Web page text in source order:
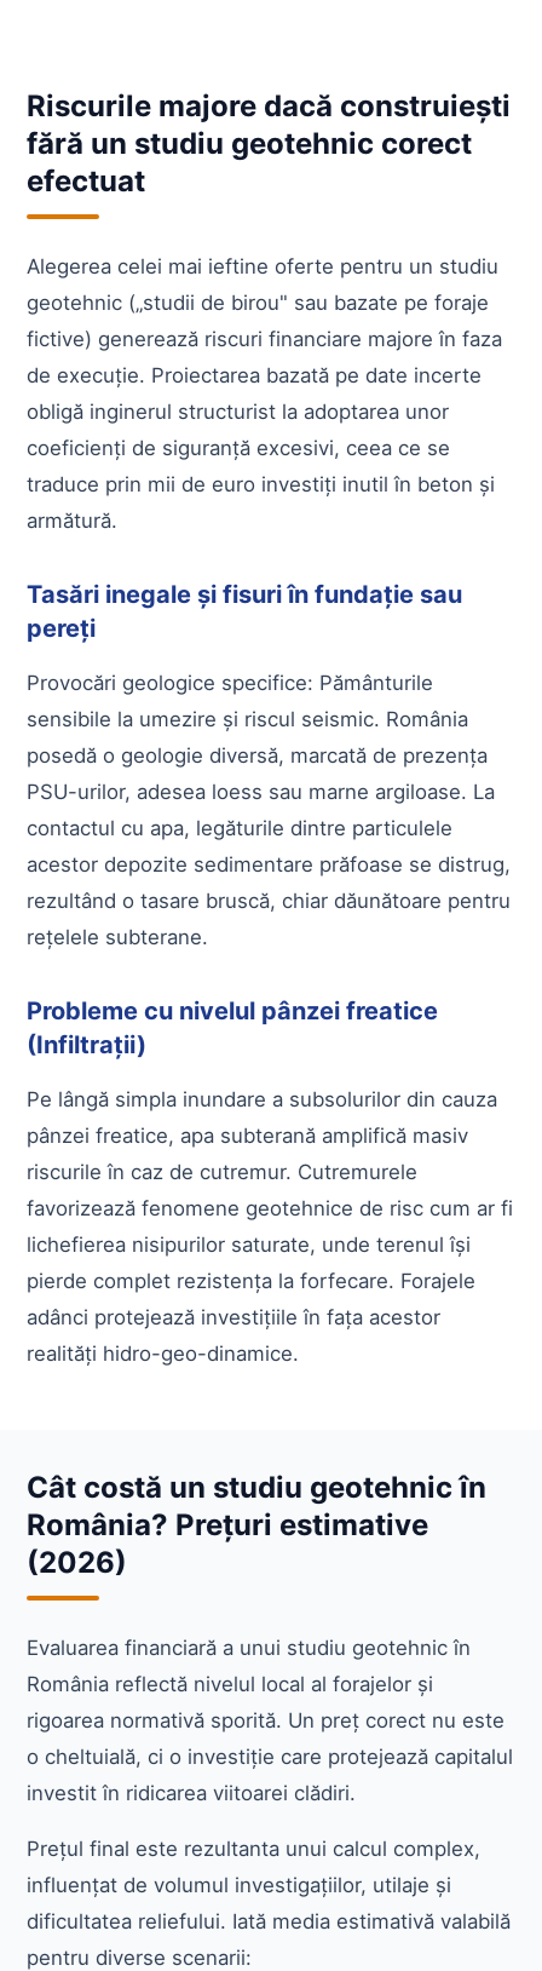
Riscurile majore dacă construiești
fără un studiu geotehnic corect
efectuat
Alegerea celei mai ieftine oferte pentru un studiu
geotehnic („studii de birou" sau bazate pe foraje
fictive) generează riscuri financiare majore în faza
de execuție. Proiectarea bazată pe date incerte
obligă inginerul structurist la adoptarea unor
coeficienți de siguranță excesivi, ceea ce se
traduce prin mii de euro investiți inutil în beton și
armătură.
Tasări inegale și fisuri în fundație sau
pereți
Provocări geologice specifice: Pământurile
sensibile la umezire și riscul seismic. România
posedă o geologie diversă, marcată de prezența
PSU-urilor, adesea loess sau marne argiloase. La
contactul cu apa, legăturile dintre particulele
acestor depozite sedimentare prăfoase se distrug,
rezultând o tasare bruscă, chiar dăunătoare pentru
rețelele subterane.
Probleme cu nivelul pânzei freatice
(Infiltrații)
Pe lângă simpla inundare a subsolurilor din cauza
pânzei freatice, apa subterană amplifică masiv
riscurile în caz de cutremur. Cutremurele
favorizează fenomene geotehnice de risc cum ar fi
lichefierea nisipurilor saturate, unde terenul își
pierde complet rezistența la forfecare. Forajele
adânci protejează investițiile în fața acestor
realități hidro-geo-dinamice.
Cât costă un studiu geotehnic în
România? Prețuri estimative
(2026)
Evaluarea financiară a unui studiu geotehnic în
România reflectă nivelul local al forajelor și
rigoarea normativă sporită. Un preț corect nu este
o cheltuială, ci o investiție care protejează capitalul
investit în ridicarea viitoarei clădiri.
Prețul final este rezultanta unui calcul complex,
influențat de volumul investigațiilor, utilaje și
dificultatea reliefului. Iată media estimativă valabilă
pentru diverse scenarii: